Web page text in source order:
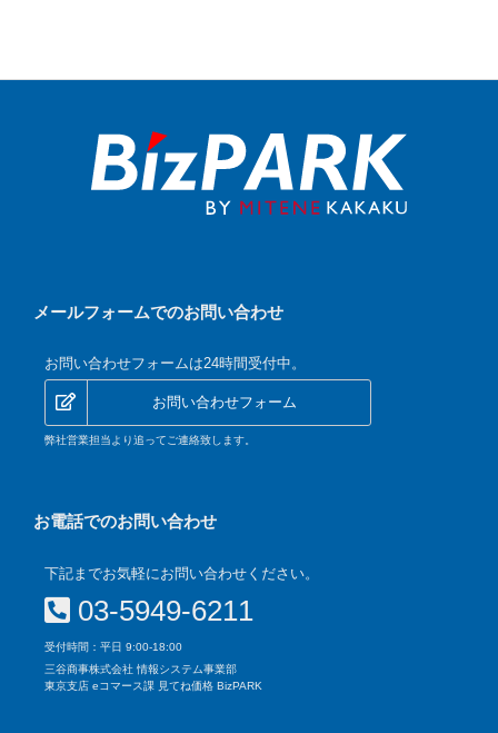
メールフォームでのお問い合わせ
お問い合わせフォームは24時間受付中。
お問い合わせフォーム
弊社営業担当より追ってご連絡致します。
お電話でのお問い合わせ
下記までお気軽にお問い合わせください。
03-5949-6211
受付時間：平日 9:00-18:00
三谷商事株式会社 情報システム事業部
東京支店 eコマース課 見てね価格 BizPARK